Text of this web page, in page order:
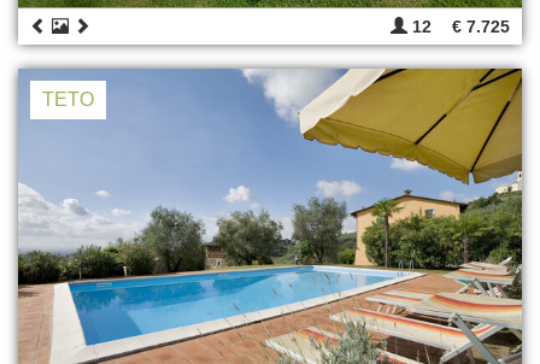
12 € 7.725
TETO